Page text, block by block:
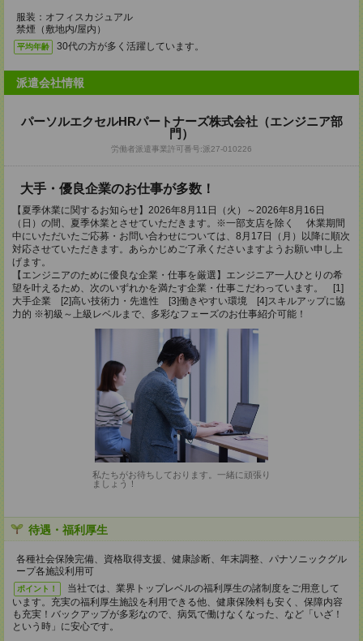
服装：オフィスカジュアル
禁煙（敷地内/屋内）
平均年齢 30代の方が多く活躍しています。
派遣会社情報
パーソルエクセルHRパートナーズ株式会社（エンジニア部
門）
労働者派遣事業許可番号:派27-010226
大手・優良企業のお仕事が多数！
【夏季休業に関するお知らせ】2026年8月11日（火）～2026年8月16日
（日）の間、夏季休業とさせていただきます。※一部支店を除く 休業期間
中にいただいたご応募・お問い合わせについては、8月17日（月）以降に順次
対応させていただきます。あらかじめご了承くださいますようお願い申し上
げます。
【エンジニアのために優良な企業・仕事を厳選】エンジニア一人ひとりの希
望を叶えるため、次のいずれかを満たす企業・仕事こだわっています。 [1]
大手企業 [2]高い技術力・先進性 [3]働きやすい環境 [4]スキルアップに協
力的 ※初級～上級レベルまで、多彩なフェーズのお仕事紹介可能！
私たちがお待ちしております。一緒に頑張り
ましょう！
待遇・福利厚生
各種社会保険完備、資格取得支援、健康診断、年末調整、パナソニックグル
ープ各施設利用可
ポイント！
当社では、業界トップレベルの福利厚生の諸制度をご用意して
います。充実の福利厚生施設を利用できる他、健康保険料も安く、保障内容
も充実！バックアップが多彩なので、病気で働けなくなった、など「いざ！
という時」に安心です。